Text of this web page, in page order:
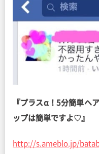
『プラスα！5分簡単ヘ
ップは簡単ですよ♡』
http://s.ameblo.jp/